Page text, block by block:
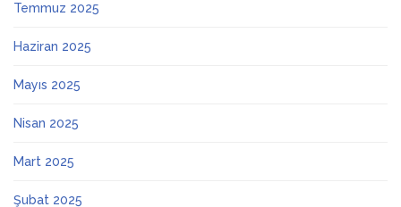
Temmuz 2025
Haziran 2025
Mayıs 2025
Nisan 2025
Mart 2025
Şubat 2025